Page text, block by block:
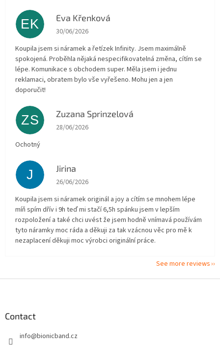
EK Eva Křenková
The store rating is 5 out of 5 stars.
30/06/2026
Koupila jsem si náramek a řetízek Infinity. Jsem maximálně
spokojená. Proběhla nějaká nespecifikovatelná změna, cítím se
lépe. Komunikace s obchodem super. Měla jsem i jednu
reklamaci, obratem bylo vše vyřešeno. Mohu jen a jen
doporučit!
ZS Zuzana Sprinzelová
The store rating is 5 out of 5 stars.
28/06/2026
Ochotný
J Jirina
The store rating is 5 out of 5 stars.
26/06/2026
Koupila jsem si náramek originál a joy a cítím se mnohem lépe
míň spím dřív i 9h teď mi stačí 6,5h spánku jsem v lepším
rozpoložení a také chci uvést že jsem hodně vnímavá používám
tyto náramky moc ráda a děkuji za tak vzácnou věc pro mě k
nezaplacení děkuji moc výrobci originální práce.
See more reviews
Contact
info@bionicband.cz